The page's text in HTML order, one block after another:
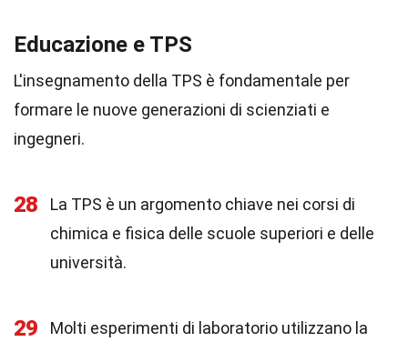
Educazione e TPS
L'insegnamento della TPS è fondamentale per
formare le nuove generazioni di scienziati e
ingegneri.
28
La TPS è un argomento chiave nei corsi di
chimica e fisica delle scuole superiori e delle
università.
29
Molti esperimenti di laboratorio utilizzano la